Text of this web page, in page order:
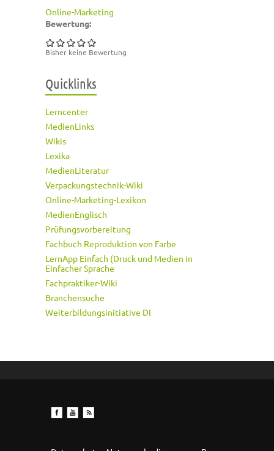
Online-Marketing
Bewertung:
Bisher keine Bewertung
Quicklinks
Lerncenter
MedienLinks
Wikis
Lexika
MedienLiteratur
Verpackungstechnik-Wiki
Online-Marketing-Lexikon
MedienEnglisch
Prüfungsvorbereitung
Fachbuch Reproduktion von Farbe
LernApp Einfach (Druck und Medien in
Einfacher Sprache
Fachpraktiker-Wiki
Branchensuche
Weiterbildungsinitiative DI